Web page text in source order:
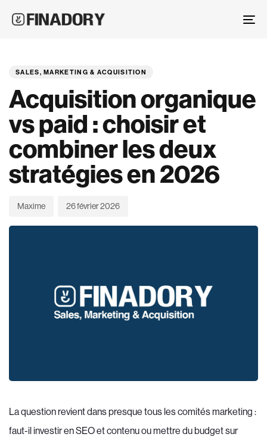
links
Skip
content
SALES, MARKETING & ACQUISITION
Acquisition organique
vs paid : choisir et
combiner les deux
stratégies en 2026
Maxime 26 février 2026
La question revient dans presque tous les comités marketing :
faut-il investir en SEO et contenu ou mettre du budget sur